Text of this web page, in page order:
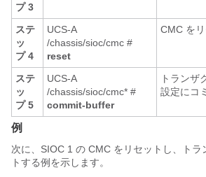
プ 3
ステ
ッ
プ 4
UCS-A
/chassis/sioc/cmc #
reset
CMC をリ
ステ
ッ
プ 5
UCS-A
/chassis/sioc/cmc* #
commit-buffer
トランザ
設定にコ
例
次に、SIOC 1 の CMC をリセットし、トラ
トする例を示します。